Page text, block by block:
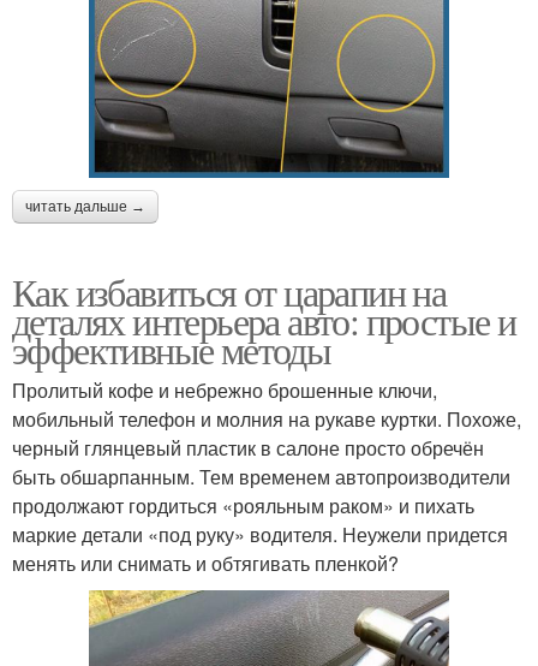
читать дальше →
Как избавиться от царапин на
деталях интерьера авто: простые и
эффективные методы
Пролитый кофе и небрежно брошенные ключи,
мобильный телефон и молния на рукаве куртки. Похоже,
черный глянцевый пластик в салоне просто обречён
быть обшарпанным. Тем временем автопроизводители
продолжают гордиться «рояльным раком» и пихать
маркие детали «под руку» водителя. Неужели придется
менять или снимать и обтягивать пленкой?